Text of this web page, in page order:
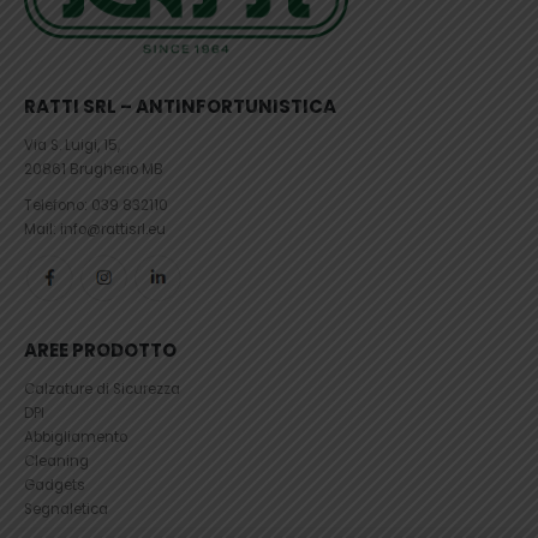
RATTI SRL – ANTINFORTUNISTICA
Via S. Luigi, 15,
20861 Brugherio MB
Telefono: 039 832110
Mail: info@rattisrl.eu
AREE PRODOTTO
Calzature di Sicurezza
DPI
Abbigliamento
Cleaning
Gadgets
Segnaletica